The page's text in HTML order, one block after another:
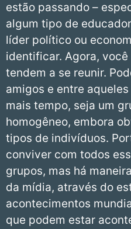
estão passando –
algum tipo de
líder político ou
identificar. Agora,
tendem a se reunir.
amigos e entre
mais tempo, seja um
homogêneo, embora
tipos de indivíduos.
conviver com todos
grupos, mas há
da mídia, através do
acontecimentos
que podem estar